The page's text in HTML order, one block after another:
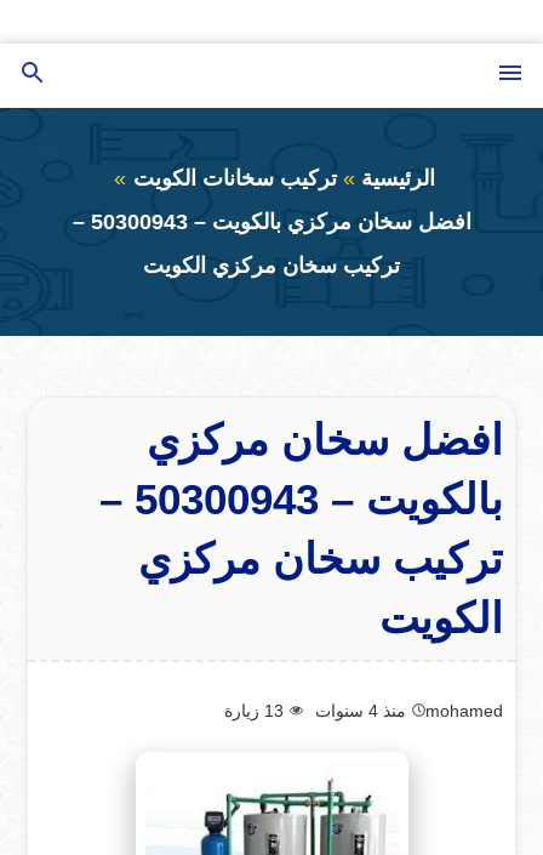
إلى
المحتوى
الرئيسية
تركيب سخانات الكويت
افضل سخان مركزي بالكويت – 50300943 –
تركيب سخان مركزي الكويت
افضل سخان مركزي
بالكويت – 50300943 –
تركيب سخان مركزي
الكويت
mohamed منذ 4 سنوات 13 زيارة